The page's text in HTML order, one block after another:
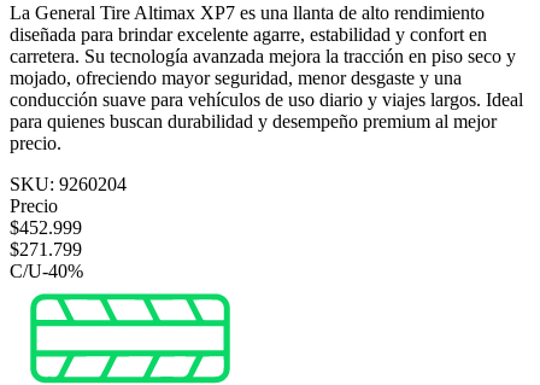
La General Tire Altimax XP7 es una llanta de alto rendimiento
diseñada para brindar excelente agarre, estabilidad y confort en
carretera. Su tecnología avanzada mejora la tracción en piso seco y
mojado, ofreciendo mayor seguridad, menor desgaste y una
conducción suave para vehículos de uso diario y viajes largos. Ideal
para quienes buscan durabilidad y desempeño premium al mejor
precio.
SKU: 9260204
Precio
$452.999
$271.799
C/U-40%